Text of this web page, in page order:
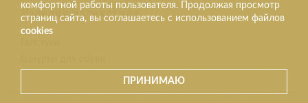
комфортной работы пользователя. Продолжая просмотр
страниц сайта, вы соглашаетесь с использованием файлов
cookies
ПРИНИМАЮ
Изделия из текстиля